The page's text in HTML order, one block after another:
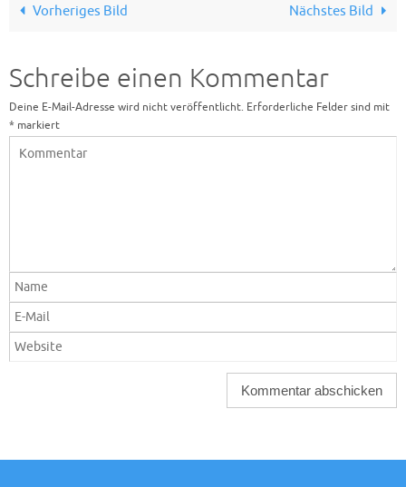
Vorheriges Bild Nächstes Bild
Schreibe einen Kommentar
Deine E-Mail-Adresse wird nicht veröffentlicht. Erforderliche Felder sind mit
* markiert